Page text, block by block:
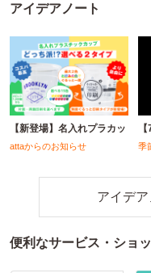
アイデアノート
【新登場】名入れプラカッ
attaからのお知らせ 季
アイデ
便利なサービス・ショ